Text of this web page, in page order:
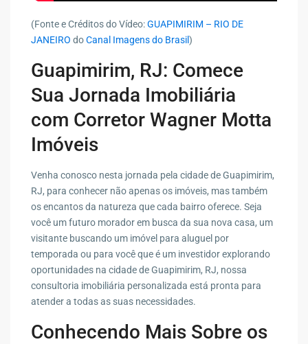
(Fonte e Créditos do Vídeo:GUAPIMIRIM – RIO DE
JANEIRO doCanal Imagens do Brasil)
Guapimirim, RJ: Comece
Sua Jornada Imobiliária
com Corretor Wagner Motta
Imóveis
Venha conosco nesta jornada pela cidade de Guapimirim,
RJ, para conhecer não apenas os imóveis, mas também
os encantos da natureza que cada bairro oferece. Seja
você um futuro morador em busca da sua nova casa, um
visitante buscando um imóvel para aluguel por
temporada ou para você que é um investidor explorando
oportunidades na cidade de Guapimirim, RJ, nossa
consultoria imobiliária personalizada está pronta para
atender a todas as suas necessidades.
Conhecendo Mais Sobre os